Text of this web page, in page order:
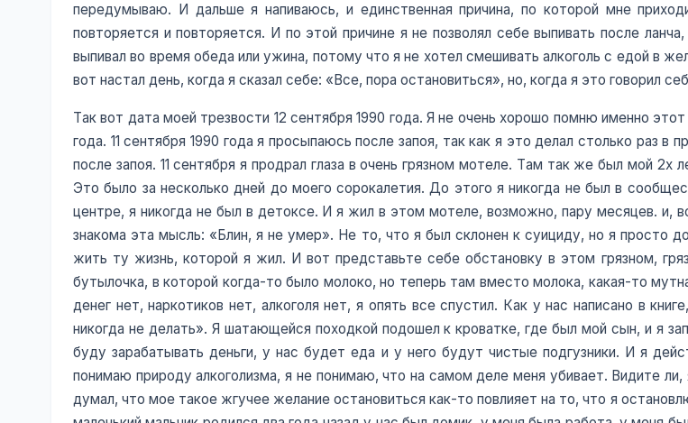
передумываю. И дальше я напиваюсь, и единственная причина, по которой мне
повторяется и повторяется. И по этой причине я не позволял себе выпивать после
выпивал во время обеда или ужина, потому что я не хотел смешивать алкоголь с едой в
вот настал день, когда я сказал себе: «Все, пора остановиться», но, когда я это говорил
Так вот дата моей трезвости 12 сентября 1990 года. Я не очень хорошо помню именно
года. 11 сентября 1990 года я просыпаюсь после запоя, так как я это делал столько раз
после запоя. 11 сентября я продрал глаза в очень грязном мотеле. Там так же был мой
Это было за несколько дней до моего сорокалетия. До этого я никогда не был в
центре, я никогда не был в детоксе. И я жил в этом мотеле, возможно, пару месяцев. и,
знакома эта мысль: «Блин, я не умер». Не то, что я был склонен к суициду, но я просто
жить ту жизнь, которой я жил. И вот представьте себе обстановку в этом грязном,
бутылочка, в которой когда-то было молоко, но теперь там вместо молока, какая-то
денег нет, наркотиков нет, алкоголя нет, я опять все спустил. Как у нас написано в
никогда не делать». Я шатающейся походкой подошел к кроватке, где был мой сын, и я
буду зарабатывать деньги, у нас будет еда и у него будут чистые подгузники. И я
понимаю природу алкоголизма, я не понимаю, что на самом деле меня убивает. Видите
думал, что мое такое жгучее желание остановиться как-то повлияет на то, что я